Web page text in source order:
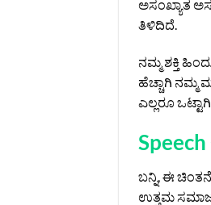
ಅಸಂಖ್ಯಾತ
ತಿಳಿದಿದೆ.
ನಮ್ಮ ಶಕ್ತಿ
ಹೆಚ್ಚಾಗಿ ನಮ್ಮ
ಎಲ್ಲರೂ
ಬನ್ನಿ, ಈ
ಉತ್ತಮ